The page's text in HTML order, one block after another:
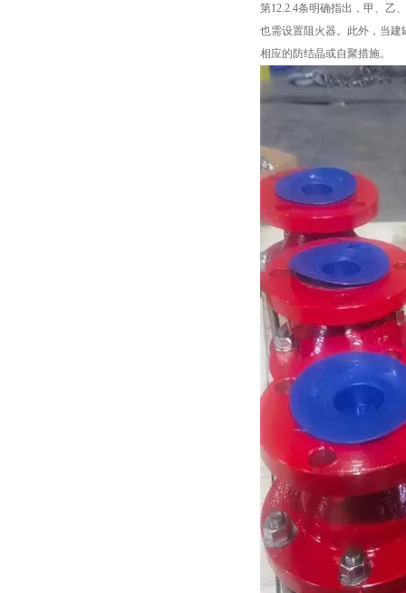
第12.2.4条明确指出，甲、乙
也需设置阻火器。此外，当
相应的防结晶或自聚措施。